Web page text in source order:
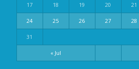
« Jul
17 18 19 20 21
24 25 26 27 28
31